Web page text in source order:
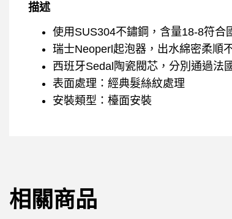
描述
使用SUS304不鏽鋼，含量18-8符合
瑞士Neoperl起泡器，出水綿密柔順
西班牙Sedal陶瓷閥芯，分別通過法
表面處理：經典髮絲紋處理
安裝類型：檯面安裝
相關商品